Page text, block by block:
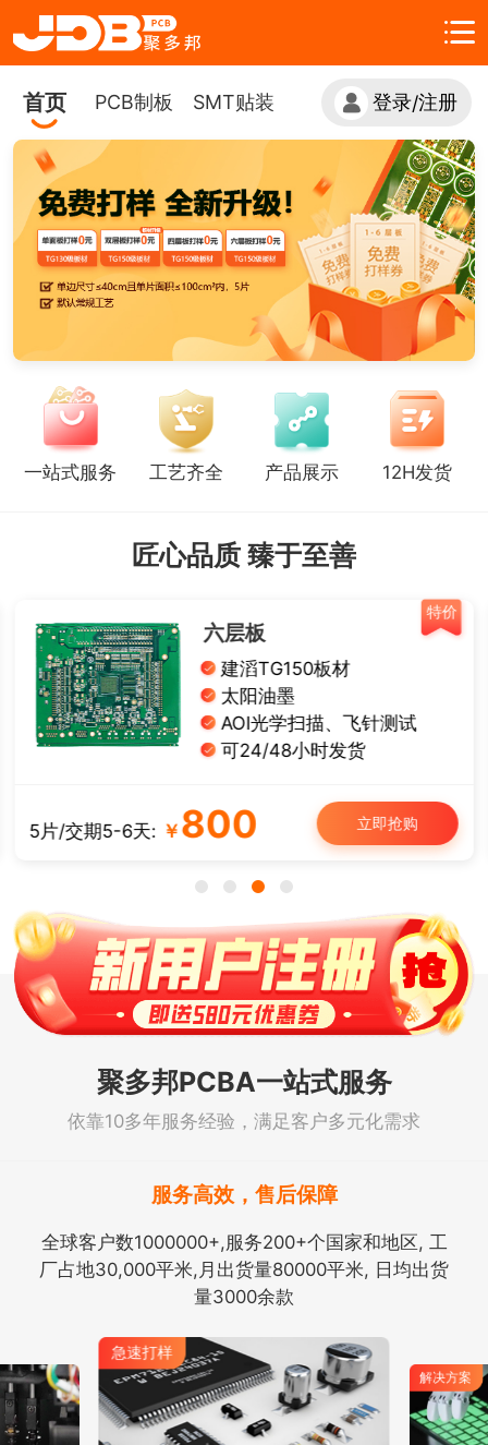
首页 PCB制板 SMT贴装 登录/注册
一站式服务 工艺齐全 产品展示 12H发货
匠心品质 臻于至善
特价
六层板
建滔TG150板材
太阳油墨
AOI光学扫描、飞针测试
可24/48小时发货
5片/交期5-6天: ￥ 800 立即抢购
聚多邦PCBA一站式服务
依靠10多年服务经验，满足客户多元化需求
服务高效，售后保障
全球客户数1000000+,服务200+个国家和地区, 工
厂占地30,000平米,月出货量80000平米, 日均出货
量3000余款
急速打样
解决方案